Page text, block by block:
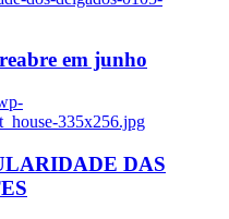
em junho
335x256.jpg
DAS